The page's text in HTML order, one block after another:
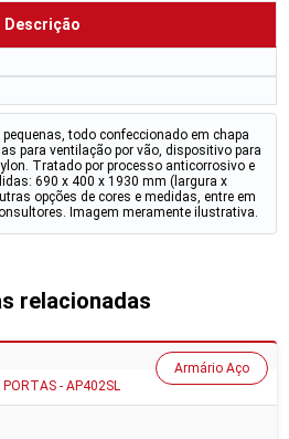
Descrição
todo confeccionado em chapa
para ventilação por vão, dispositivo para
Tratado por processo anticorrosivo e
690 x 400 x 1930 mm (largura x
opções de cores e medidas, entre em
Imagem meramente ilustrativa.
relacionadas
Armário Aço